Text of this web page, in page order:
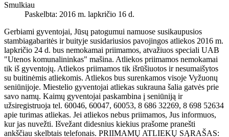
Smulkiau
Paskelbta: 2016 m. lapkričio 16 d.
Gerbiami gyventojai, Jūsų patogumui namuose susikaupusios
stambiagabaritės ir buityje susidariusios pavojingos atliekos 2016 m.
lapkričio 24 d. bus nemokamai priimamos, atvažiuos speciali UAB
"Utenos komunalininkas" mašina. Atliekos priimamos nemokamai
tik iš gyventojų. Atliekos priimamos tik išrūšiuotos ir nesumaišytos
su buitinėmis atliekomis. Atliekos bus surenkamos visoje Vyžuonų
seniūnijoje. Miestelio gyventojai atliekas sukrauna šalia gatvės prie
savo namų. Kaimų gyventojai paskambina į seniūniją ir
užsiregistruoja tel. 60046, 60047, 60053, 8 686 32269, 8 698 52634
apie turimas atliekas. Jei atliekos nebus priimamos, Jus informuos,
kur jas nuvežti. Išvežant didesnius kiekius prašome pranešti
ankščiau skelbtais telefonais. PRIIMAMŲ ATLIEKŲ SĄRAŠAS: